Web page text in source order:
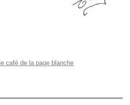
le café de la page blanche